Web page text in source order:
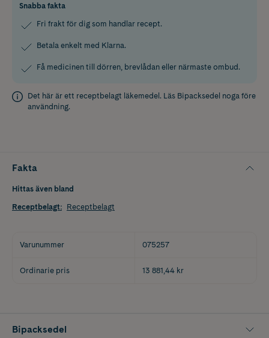
Snabba fakta
Fri frakt för dig som handlar recept.
Betala enkelt med Klarna.
Få medicinen till dörren, brevlådan eller närmaste ombud.
Det här är ett receptbelagt läkemedel. Läs Bipacksedel noga före
användning.
Fakta
Hittas även bland
Receptbelagt: Receptbelagt
Varunummer 075257
Ordinarie pris 13 881,44 kr
Bipacksedel